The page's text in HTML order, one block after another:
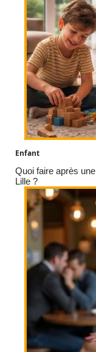
Enfant
Quoi faire après
Lille ?